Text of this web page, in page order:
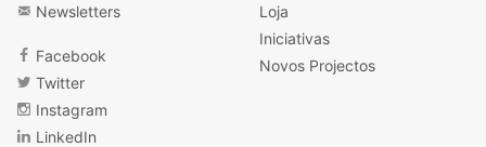
Newsletters
Facebook
Twitter
Instagram
LinkedIn
Loja
Iniciativas
Novos Projectos